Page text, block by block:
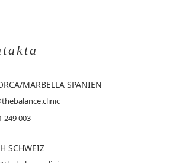
/MARBELLA SPANIEN
249 003
SCHWEIZ